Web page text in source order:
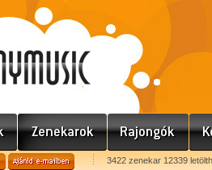
3422 zenekar 12339